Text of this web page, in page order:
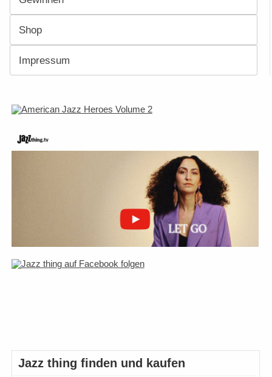
Shop
Impressum
Jazz thing finden und kaufen